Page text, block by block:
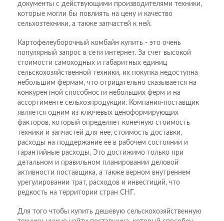
документы с действующими производителями техники,
которые могли бы повлиять на цену и качество
сельхозтехники, а также запчастей к ней.
Картофелеуборочный комбайн купить - это очень
популярный запрос в сети интернет. За счет высокой
стоимости самоходных и габаритных единиц
сельскохозяйственной техники, их покупка недоступна
небольшим фермам, что отрицательно сказывается на
конкурентной способности небольших ферм и на
ассортименте сельхозпродукции. Компания-поставщик
является одним из ключевых ценоформирующих
факторов, который определяет конечную стоимость
техники и запчастей для нее, стоимость доставки,
расходы на поддержание ее в рабочем состоянии и
гарантийные расходы. Это достижимо только при
детальном и правильном планировании деловой
активности поставщика, а также верном внутреннем
урегулировании трат, расходов и инвестиций, что
редкость на территории стран СНГ.
Для того чтобы купить дешевую сельскохозяйственную